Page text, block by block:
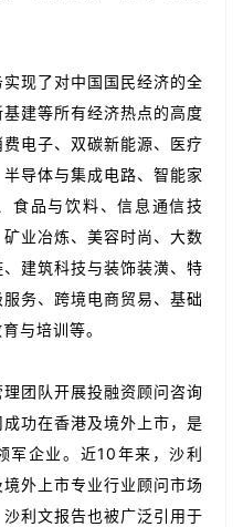
现了对中国国民经济的全
建等所有经济热点的高度
电子、双碳新能源、医疗
导体与集成电路、智能家
食品与饮料、信息通信技
业冶炼、美容时尚、大数
建筑科技与装饰装潢、特
务、跨境电商贸易、基础
与培训等。
团队开展投融资顾问咨询
功在香港及境外上市，是
军企业。近10年来，沙利
外上市专业行业顾问市场
利文报告也被广泛引用于